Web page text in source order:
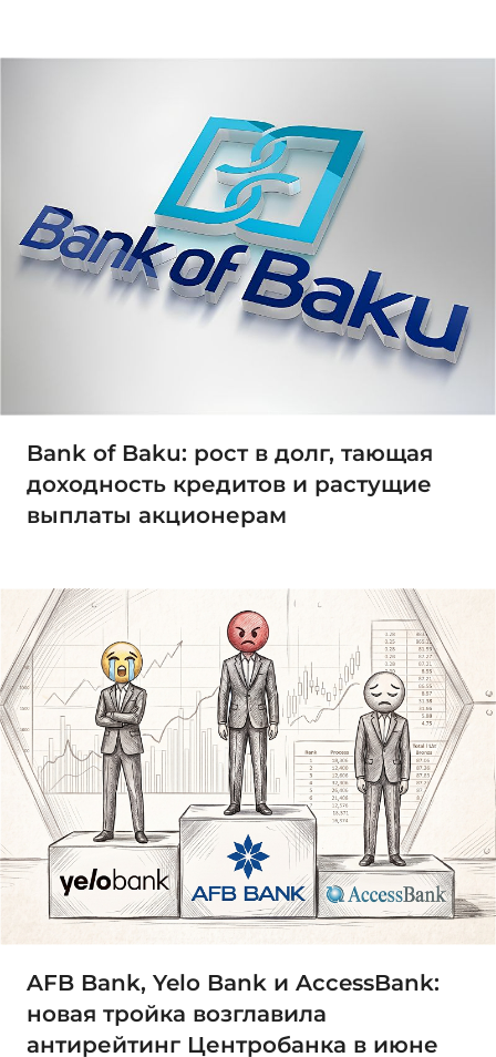
Bank of Baku: рост в долг, тающая
доходность кредитов и растущие
выплаты акционерам
AFB Bank, Yelo Bank и AccessBank:
новая тройка возглавила
антирейтинг Центробанка в июне